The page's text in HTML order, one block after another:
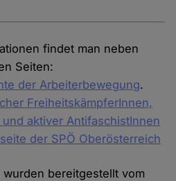
findet man neben
Seiten:
der Arbeiterbewegung.
FreiheitskämpferInnen,
aktiver AntifaschistInnen
der SPÖ Oberösterreich
bereitgestellt vom